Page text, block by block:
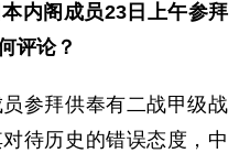
内阁成员23日上午参拜
评论？
参拜供奉有二战甲级战
待历史的错误态度，中